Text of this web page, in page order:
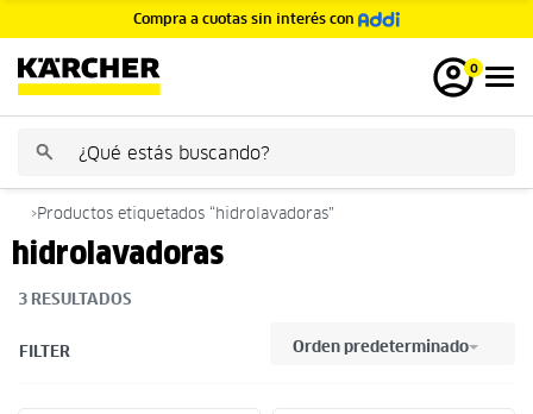
Compra a cuotas sin interés con
GRATIS
0
›Productos etiquetados “hidrolavadoras”
hidrolavadoras
3 RESULTADOS
Orden predeterminado
FILTER